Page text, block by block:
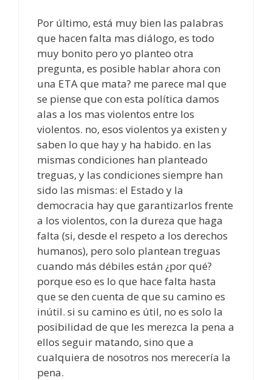
Por último, está muy bien las palabras
que hacen falta mas diálogo, es todo
muy bonito pero yo planteo otra
pregunta, es posible hablar ahora con
una ETA que mata? me parece mal que
se piense que con esta política damos
alas a los mas violentos entre los
violentos. no, esos violentos ya existen y
saben lo que hay y ha habido. en las
mismas condiciones han planteado
treguas, y las condiciones siempre han
sido las mismas: el Estado y la
democracia hay que garantizarlos frente
a los violentos, con la dureza que haga
falta (si, desde el respeto a los derechos
humanos), pero solo plantean treguas
cuando más débiles están ¿por qué?
porque eso es lo que hace falta hasta
que se den cuenta de que su camino es
inútil. si su camino es útil, no es solo la
posibilidad de que les merezca la pena a
ellos seguir matando, sino que a
cualquiera de nosotros nos merecería la
pena.